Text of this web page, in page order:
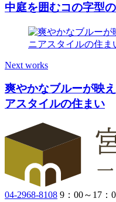
中庭を囲むコの字型
Next works
爽やかなブルーが映
アスタイルの住まい
04-2968-8108 9：00～17：